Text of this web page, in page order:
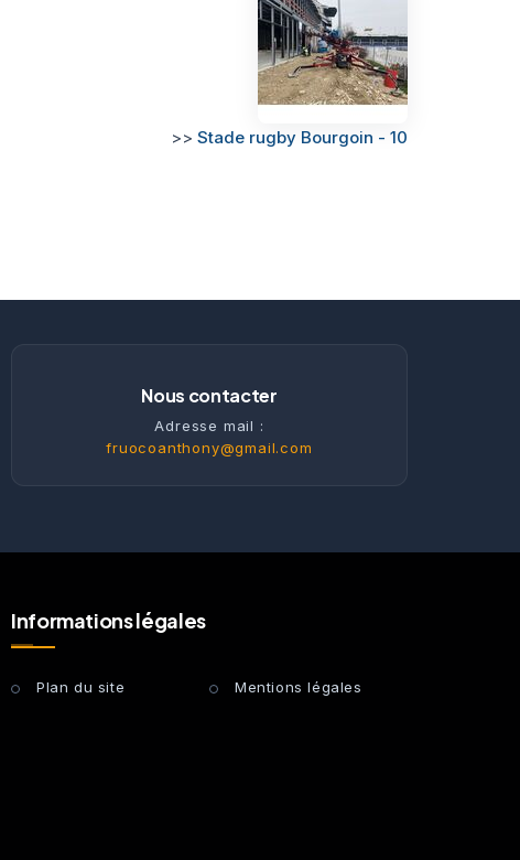
>> Stade rugby Bourgoin - 10
Nous contacter
Adresse mail :
fruocoanthony@gmail.com
Informations légales
Plan du site Mentions légales